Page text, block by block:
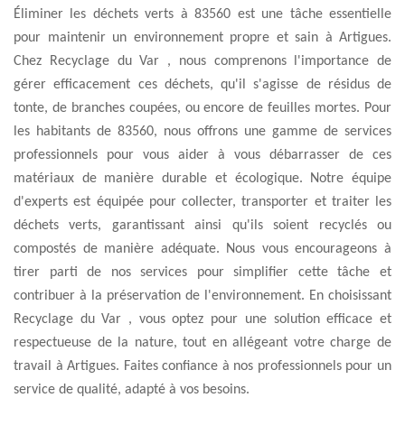
Éliminer les déchets verts à 83560 est une tâche essentielle
pour maintenir un environnement propre et sain à Artigues.
Chez Recyclage du Var , nous comprenons l'importance de
gérer efficacement ces déchets, qu'il s'agisse de résidus de
tonte, de branches coupées, ou encore de feuilles mortes. Pour
les habitants de 83560, nous offrons une gamme de services
professionnels pour vous aider à vous débarrasser de ces
matériaux de manière durable et écologique. Notre équipe
d'experts est équipée pour collecter, transporter et traiter les
déchets verts, garantissant ainsi qu'ils soient recyclés ou
compostés de manière adéquate. Nous vous encourageons à
tirer parti de nos services pour simplifier cette tâche et
contribuer à la préservation de l'environnement. En choisissant
Recyclage du Var , vous optez pour une solution efficace et
respectueuse de la nature, tout en allégeant votre charge de
travail à Artigues. Faites confiance à nos professionnels pour un
service de qualité, adapté à vos besoins.